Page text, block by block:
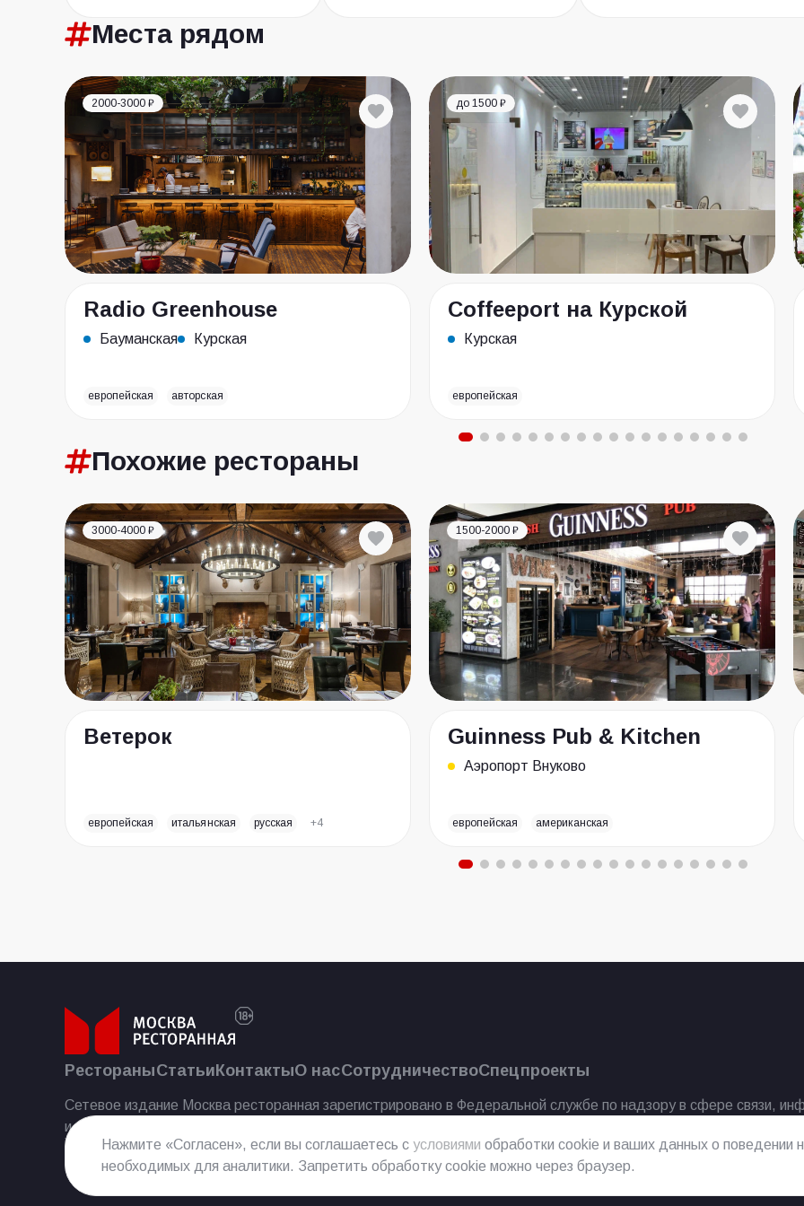
Места рядом
2000-3000 ₽
Radio Greenhouse
Бауманская Курская
европейская авторская
до 1500 ₽
Coffeeport на Курской
Курская
европейская
Похожие рестораны
3000-4000 ₽
Ветерок
европейская итальянская русская +4
1500-2000 ₽
Guinness Pub & Kitchen
Аэропорт Внуково
европейская американская
РестораныСтатьи КонтактыО насСотрудничествоСпецпроекты
Сетевое издание Москва ресторанная зарегистрировано в Федеральной службе по надзору в сфере связи,
и массовых коммуникаций 25.07.2023.
Реестровая запись Эл № ФС77−85 644 от 21 июля 2023 г.
Нажмите «Согласен», если вы соглашаетесь с условиями обработки cookie и ваших данных о поведении
необходимых для аналитики. Запретить обработку cookie можно через браузер.